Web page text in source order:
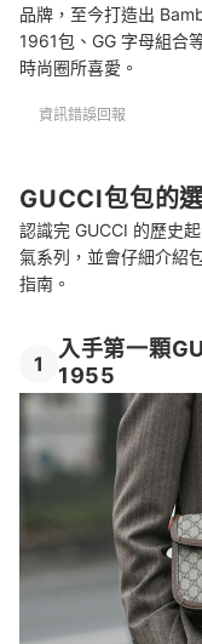
品牌，至今打造出
1961包、GG 字母組合
時尚圈所喜愛。
資訊錯誤回報
GUCCI包包的
認識完 GUCCI 的歷史
氣系列，並會仔細介紹
指南。
1
入手第一顆
1955